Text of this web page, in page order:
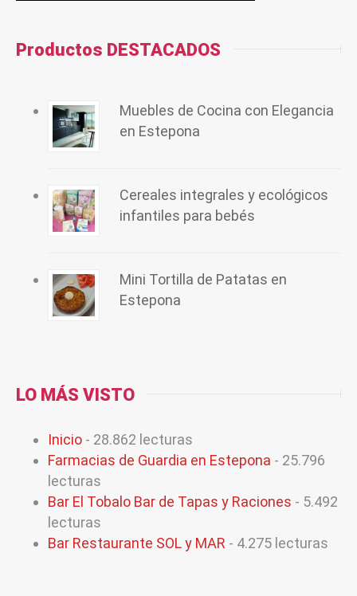
Productos DESTACADOS
Muebles de Cocina con Elegancia
en Estepona
Cereales integrales y ecológicos
infantiles para bebés
Mini Tortilla de Patatas en
Estepona
LO MÁS VISTO
Inicio - 28.862 lecturas
Farmacias de Guardia en Estepona - 25.796
lecturas
Bar El Tobalo Bar de Tapas y Raciones - 5.492
lecturas
Bar Restaurante SOL y MAR - 4.275 lecturas